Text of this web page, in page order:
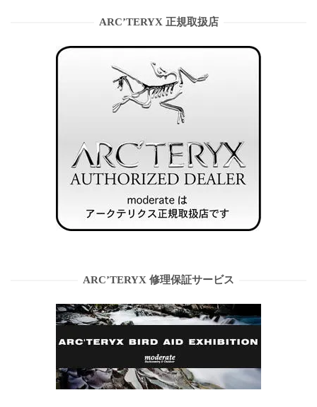
ARC’TERYX 正規取扱店
ARC’TERYX 修理保証サービス